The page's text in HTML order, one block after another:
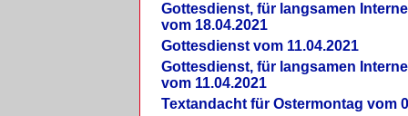
Gottesdienst, für langsamen
vom 18.04.2021
Gottesdienst vom 11.04.2021
Gottesdienst, für langsamen
vom 11.04.2021
Textandacht für Ostermontag vom